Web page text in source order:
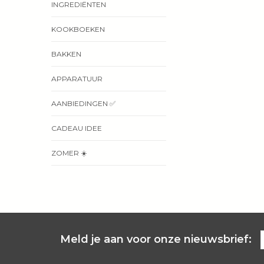
INGREDIËNTEN
KOOKBOEKEN
BAKKEN
APPARATUUR
AANBIEDINGEN ✅
CADEAU IDEE
ZOMER ☀️
Meld je aan voor onze nieuwsbrief: